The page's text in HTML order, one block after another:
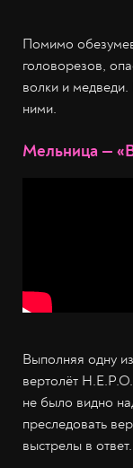
Помимо
головорезов,
волки и медведи.
ними.
Мельница —
Выполняя одну
вертолёт
не было видно
преследовать
выстрелы в ответ.